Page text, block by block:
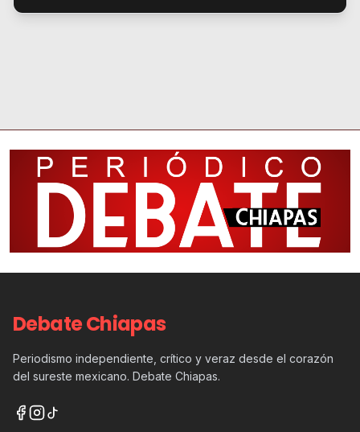
Debate Chiapas
Periodismo independiente, crítico y veraz desde el corazón
del sureste mexicano. Debate Chiapas.